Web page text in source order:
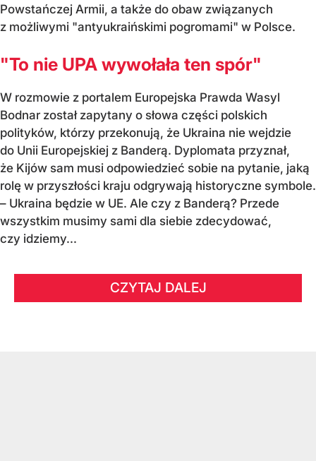
Powstańczej Armii, a także do obaw związanych
z możliwymi "antyukraińskimi pogromami" w Polsce.
"To nie UPA wywołała ten spór"
W rozmowie z portalem Europejska Prawda Wasyl
Bodnar został zapytany o słowa części polskich
polityków, którzy przekonują, że Ukraina nie wejdzie
do Unii Europejskiej z Banderą. Dyplomata przyznał,
że Kijów sam musi odpowiedzieć sobie na pytanie, jaką
rolę w przyszłości kraju odgrywają historyczne symbole.
– Ukraina będzie w UE. Ale czy z Banderą? Przede
wszystkim musimy sami dla siebie zdecydować,
czy idziemy...
CZYTAJ DALEJ